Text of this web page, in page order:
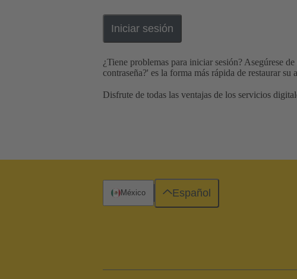
Iniciar sesión
¿Tiene problemas para iniciar sesión? Asegúrese
contraseña?' es la forma más rápida de restaurar su
Disfrute de todas las ventajas de los servicios
México Español